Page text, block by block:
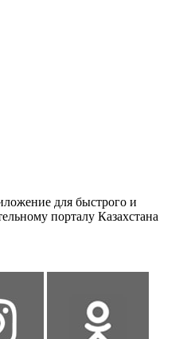
для быстрого и
порталу Казахстана